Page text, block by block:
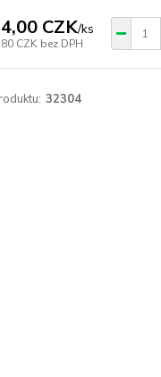
CZK/ks
CZK bez DPH
32304